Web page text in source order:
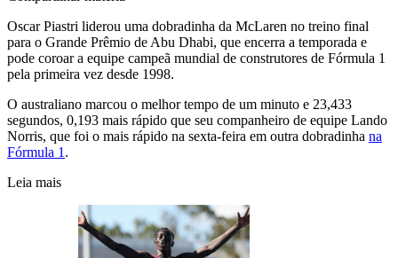
Oscar Piastri liderou uma dobradinha da McLaren no treino final
para o Grande Prêmio de Abu Dhabi, que encerra a temporada e
pode coroar a equipe campeã mundial de construtores de Fórmula 1
pela primeira vez desde 1998.
O australiano marcou o melhor tempo de um minuto e 23,433
segundos, 0,193 mais rápido que seu companheiro de equipe Lando
Norris, que foi o mais rápido na sexta-feira em outra dobradinha na
Fórmula 1 .
Leia mais